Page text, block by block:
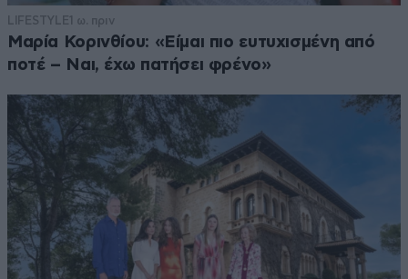
LIFESTYLE1 ω. πριν
Μαρία Κορινθίου: «Είμαι πιο ευτυχισμένη από
ποτέ – Ναι, έχω πατήσει φρένο»